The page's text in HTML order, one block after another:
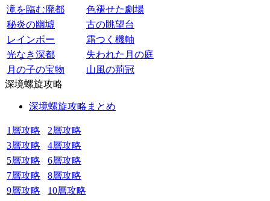
滝を臨む廃都
色褪せた劇場
秘炎の幽墟
古の眺望台
レインボー
霜つく機軸
光なき深都
失われた月の庭
月の子の宝物
山風の荊冠
深境螺旋攻略
深境螺旋攻略まとめ
1層攻略
2層攻略
3層攻略
4層攻略
5層攻略
6層攻略
7層攻略
8層攻略
9層攻略
10層攻略